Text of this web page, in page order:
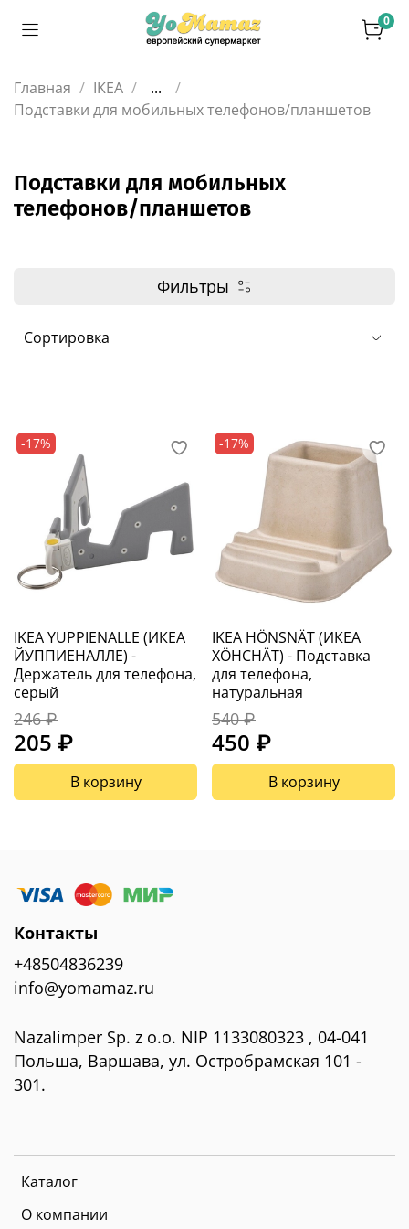
0
Главная IKEA
...
Подставки для мобильных телефонов/планшетов
Подставки для мобильных
телефонов/планшетов
Фильтры
-17%
IKEA YUPPIENALLE (ИКЕА
ЙУППИЕНАЛЛЕ) -
Держатель для телефона,
серый
246 ₽
205 ₽
В корзину
-17%
IKEA HÖNSNÄT (ИКЕА
ХÖНСНÄТ) - Подставка
для телефона,
натуральная
540 ₽
450 ₽
В корзину
Каталог
О компании
Контакты
+48504836239
info@yomamaz.ru
Nazalimper Sp. z o.o. NIP 1133080323 , 04-041
Польша, Варшава, ул. Остробрамская 101 -
301.